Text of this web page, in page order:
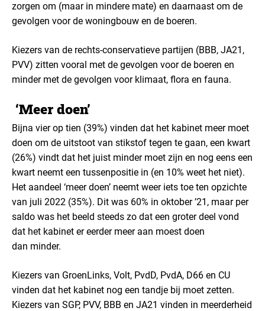
zorgen om (maar in mindere mate) en daarnaast om de
gevolgen voor de woningbouw en de boeren.
Kiezers van de rechts-conservatieve partijen (BBB, JA21,
PVV) zitten vooral met de gevolgen voor de boeren en
minder met de gevolgen voor klimaat, flora en fauna.
‘Meer doen’
Bijna vier op tien (39%) vinden dat het kabinet meer moet
doen om de uitstoot van stikstof tegen te gaan, een kwart
(26%) vindt dat het juist minder moet zijn en nog eens een
kwart neemt een tussenpositie in (en 10% weet het niet).
Het aandeel ‘meer doen’ neemt weer iets toe ten opzichte
van juli 2022 (35%). Dit was 60% in oktober ’21, maar per
saldo was het beeld steeds zo dat een groter deel vond
dat het kabinet er eerder meer aan moest doen
dan minder.
Kiezers van GroenLinks, Volt, PvdD, PvdA, D66 en CU
vinden dat het kabinet nog een tandje bij moet zetten.
Kiezers van SGP, PVV, BBB en JA21 vinden in meerderheid